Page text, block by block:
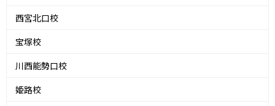
西宮北口校
宝塚校
川西能勢口校
姫路校